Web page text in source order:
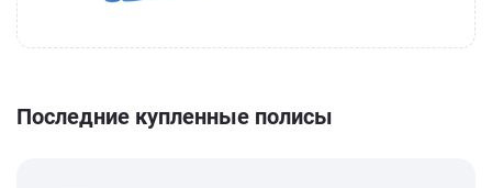
Последние купленные полисы